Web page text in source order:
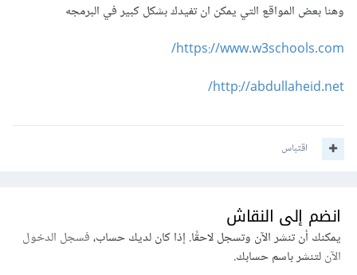
وهنا بعض المواقع التي يمكن ان تفيدك بشكل كبير في البرمجه
https://www.w3schools.com/
http://abdullaheid.net/
اقتباس
انضم إلى النقاش
يمكنك أن تنشر الآن وتسجل لاحقًا. إذا كان لديك حساب،فسجل الدخول
الآنلتنشر باسم حسابك.